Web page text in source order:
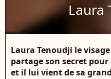
Laura
Laura Tenoudji le
partage son secret
et il lui vient de sa